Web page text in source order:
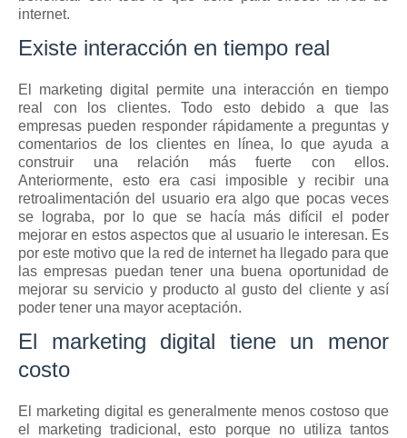
internet.
Existe interacción en tiempo real
El marketing digital permite una interacción en tiempo
real con los clientes. Todo esto debido a que las
empresas pueden responder rápidamente a preguntas y
comentarios de los clientes en línea, lo que ayuda a
construir una relación más fuerte con ellos.
Anteriormente, esto era casi imposible y recibir una
retroalimentación del usuario era algo que pocas veces
se lograba, por lo que se hacía más difícil el poder
mejorar en estos aspectos que al usuario le interesan. Es
por este motivo que la red de internet ha llegado para que
las empresas puedan tener una buena oportunidad de
mejorar su servicio y producto al gusto del cliente y así
poder tener una mayor aceptación.
El marketing digital tiene un menor
costo
El marketing digital es generalmente menos costoso que
el marketing tradicional, esto porque no utiliza tantos